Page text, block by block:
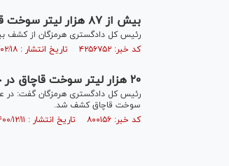
بیش از ۸۷ هزار لیتر سوخت قاچاق در آب‌های جزیره قشم کشف شد
رئیس کل دادگستری هرمزگان از کشف بیش از ۸۷ هزار لیتر سوخت قاچاق در آب‌های جزیره
کد خبر: ۴۲۵۶۷۵۲ تاریخ انتشار : ۱۴۰۱/۰۲/۱۸
۲۰ هزار لیتر سوخت قاچاق در جزیره قشم کشف شد
سوخت قاچاق کشف شد.
کد خبر: ۸۰۰۱۵۶ تاریخ انتشار : ۱۴۰۰/۱۲/۱۱